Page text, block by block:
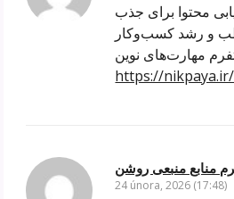
محتوا برای جذب
و رشد کسب‌وکار
مهارت‌های نوین
https://
منابع منبعی روشن
24 února, 2026 (17:48)